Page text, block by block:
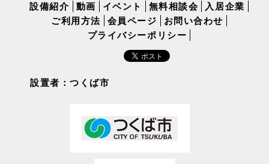
設備紹介 動画 イベント 無料相談会
入居企業
ご利用方法
会員ページ
お問い合わせ
プライバシーポリシー
設置者：つくば市